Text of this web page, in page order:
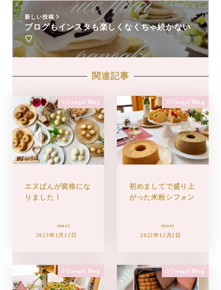
新しい投稿
ブログもインスタも楽しくなくちゃ続かない
♡
関連記事
3♡angel Blog
エヌぱんが資格にな
りました！
mari
2023年1月12日
3♡angel Blog
初めましてで盛り上
がった米粉シフォン
mari
2022年12月2日
3♡angel Blog 3♡angel Blog